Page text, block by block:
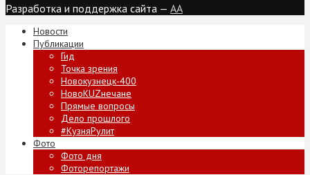
Разработка и поддержка сайта — AA
Новости
Публикации
Гид
Точка зрения
Новокузнецк-400
НовоKUZнечане
Прямые вопросы
Дело прошлого
#КузняРулит
Фото
Фото дня
Фоторепортажи